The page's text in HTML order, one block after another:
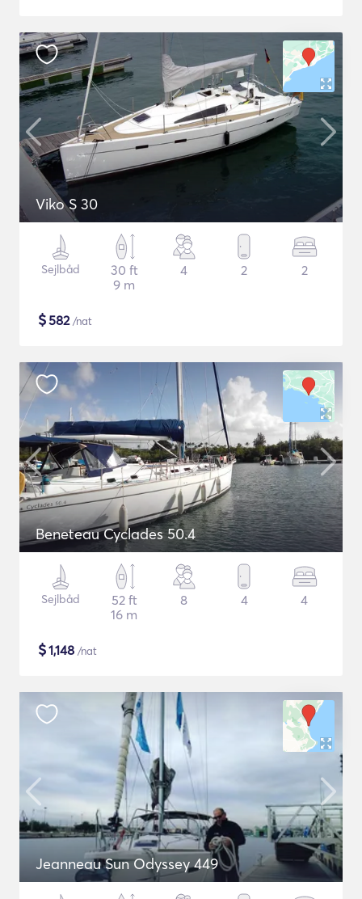
Viko S 30
Sejlbåd
30 ft
9 m
4 2 2
$582/nat
Beneteau Cyclades 50.4
Sejlbåd
52 ft
16 m
8 4 4
$1,148 /nat
Jeanneau Sun Odyssey 449